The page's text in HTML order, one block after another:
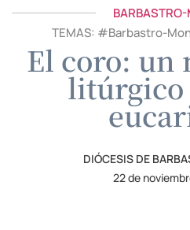
TEMAS: #Barbastro-
El coro:
litúrgico
DIÓCESIS DE
22 de